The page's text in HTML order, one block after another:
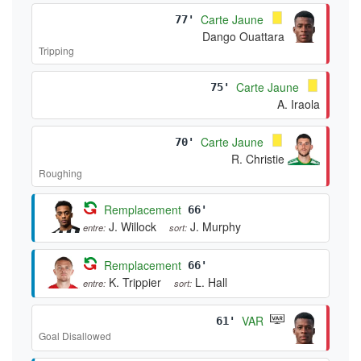
77'
Carte Jaune
Dango Ouattara
Tripping
75'
Carte Jaune
A. Iraola
70'
Carte Jaune
R. Christie
Roughing
Remplacement 66'
entre: J. Willock sort: J. Murphy
Remplacement 66'
entre: K. Trippier sort: L. Hall
61' VAR
Goal Disallowed